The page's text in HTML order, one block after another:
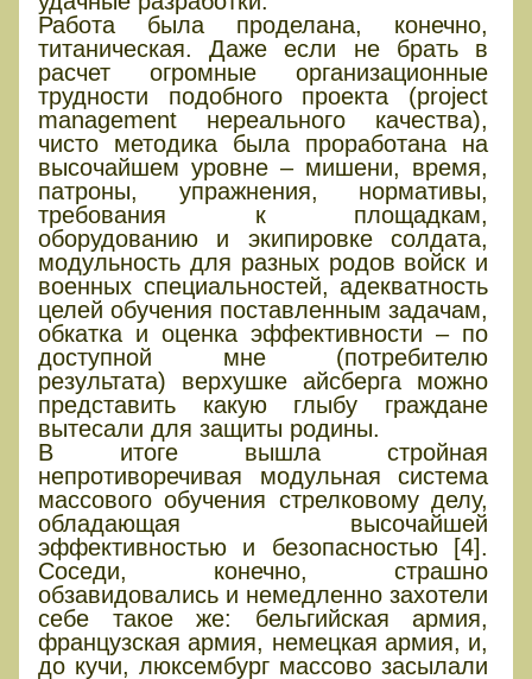
Работа была проделана, конечно,
титаническая. Даже если не брать в
расчет огромные организационные
трудности подобного проекта (project
management нереального качества),
чисто методика была проработана на
высочайшем уровне – мишени, время,
патроны, упражнения, нормативы,
требования к площадкам,
оборудованию и экипировке солдата,
модульность для разных родов войск и
военных специальностей, адекватность
целей обучения поставленным задачам,
обкатка и оценка эффективности – по
доступной мне (потребителю
результата) верхушке айсберга можно
представить какую глыбу граждане
вытесали для защиты родины.
В итоге вышла стройная
непротиворечивая модульная система
массового обучения стрелковому делу,
обладающая высочайшей
эффективностью и безопасностью [4].
Соседи, конечно, страшно
обзавидовались и немедленно захотели
себе такое же: бельгийская армия,
французская армия, немецкая армия, и,
до кучи, люксембург массово засылали